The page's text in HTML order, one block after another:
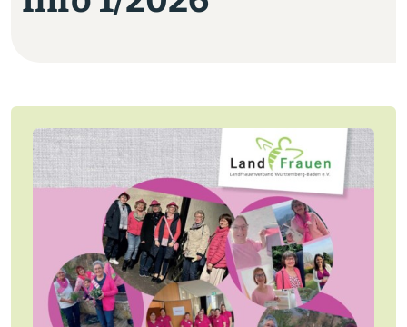
Gemeinschaft
Vor Ort
Startseite
Jobs
Newsletter